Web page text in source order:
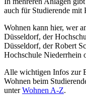
auch für Studierende mit
Wohnen kann hier, wer
Düsseldorf, der
Düsseldorf, der Robert
Hochschule Niederrhein
Alle wichtigen Infos zur
Wohnen beim
unterWohnen A-Z.